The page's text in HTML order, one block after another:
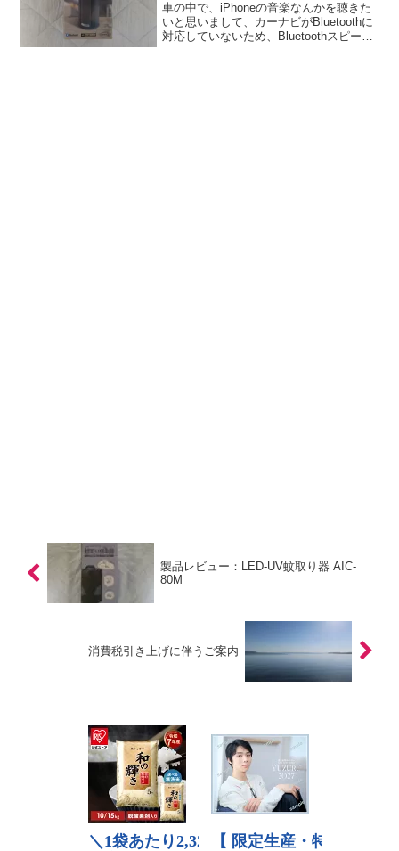
車の中で、iPhoneの音楽なんかを聴きた
いと思いまして、カーナビがBluetoothに
対応していないため、Bluetoothスピーカ
製品レビュー：LED-UV蚊取り器 AIC-
80M
消費税引き上げに伴うご案内